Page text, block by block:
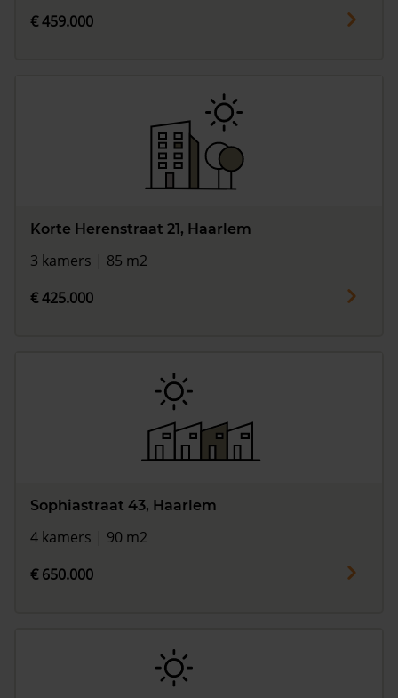
€ 459.000
Korte Herenstraat 21, Haarlem
3 kamers | 85 m2
€ 425.000
Sophiastraat 43, Haarlem
4 kamers | 90 m2
€ 650.000